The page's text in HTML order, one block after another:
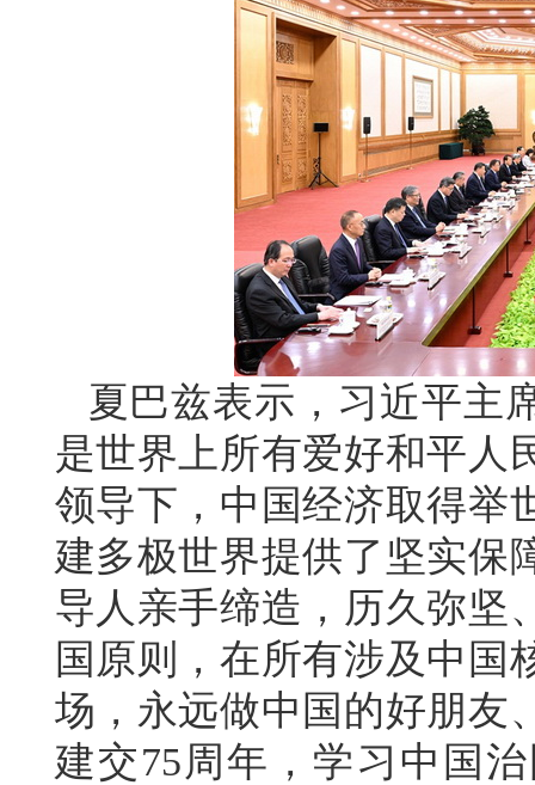
夏巴兹表示，习近平主
是世界上所有爱好和平人
领导下，中国经济取得举
建多极世界提供了坚实保
导人亲手缔造，历久弥坚
国原则，在所有涉及中国
场，永远做中国的好朋友
建交75周年，学习中国